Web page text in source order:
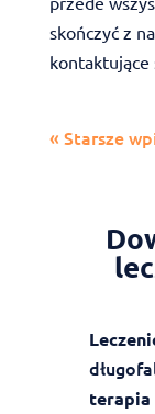
skończyć z
kontaktujące
« Starsze
terapia